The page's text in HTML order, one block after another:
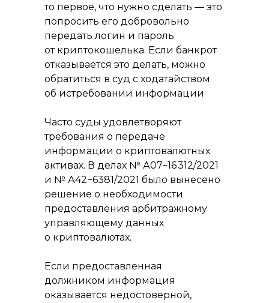
то первое, что нужно сделать — это
попросить его добровольно
передать логин и пароль
от криптокошелька. Если банкрот
отказывается это делать, можно
обратиться в суд с ходатайством
об истребовании информации
Часто суды удовлетворяют
требования о передаче
информации о криптовалютных
активах. В делах № А07−16 312/2021
и № А42−6381/2021 было вынесено
решение о необходимости
предоставления арбитражному
управляющему данных
о криптовалютах.
Если предоставленная
должником информация
оказывается недостоверной,